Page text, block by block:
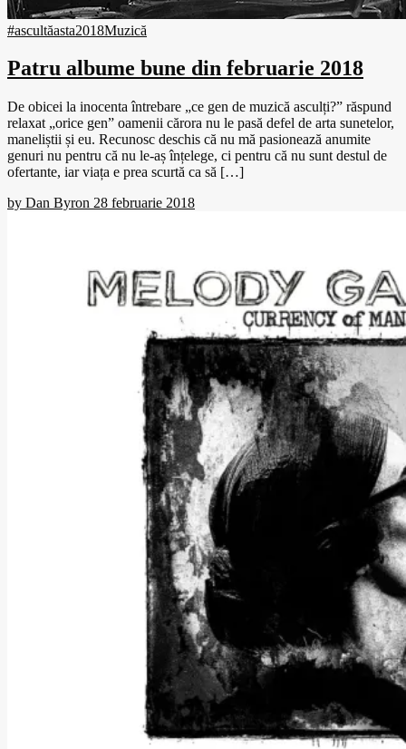
#ascultăasta2018Muzică
Patru albume bune din februarie 2018
De obicei la inocenta întrebare „ce gen de muzică asculți?” răspund
relaxat „orice gen” oamenii cărora nu le pasă defel de arta sunetelor,
maneliștii și eu. Recunosc deschis că nu mă pasionează anumite
genuri nu pentru că nu le-aș înțelege, ci pentru că nu sunt destul de
ofertante, iar viața e prea scurtă ca să […]
by Dan Byron 28 februarie 2018